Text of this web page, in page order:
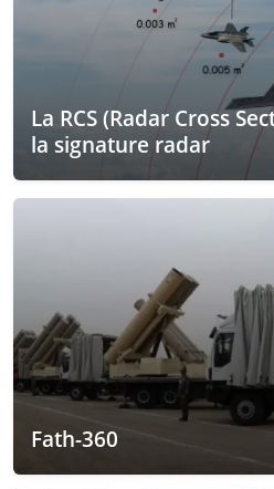
La RCS (Radar Cross
la signature radar
Fath-360